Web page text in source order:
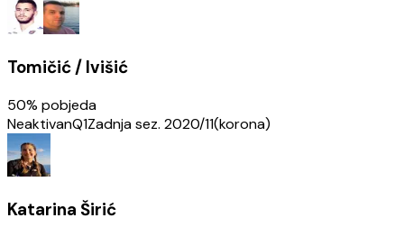
Tomičić / Ivišić
50% pobjeda
NeaktivanQ1Zadnja sez. 2020/11(korona)
Katarina Širić